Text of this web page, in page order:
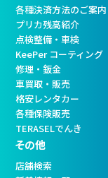
各種決済方法のご案内
プリカ残高紹介
点検整備・車検
KeePer コーティング
修理・鈑金
車買取・販売
格安レンタカー
各種保険販売
TERASELでんき
その他
店舗検索